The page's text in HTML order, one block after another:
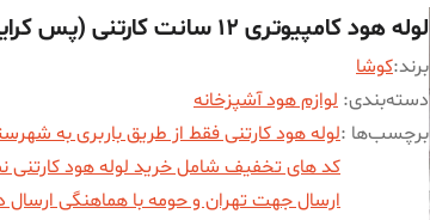
لوله هود کامپیوتری 12 سانت کارتنی (پس کرایه باربری)
برند:کوشا
دسته‌بندی: لوازم هود آشپزخانه
برچسب‌ها :لوله هود کارتنی فقط از طریق باربری به
کد های تخفیف شامل خرید لوله هود کارتنی
ارسال جهت تهران و حومه با هماهنگی